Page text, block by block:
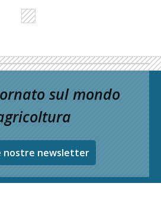
sul mondo
nostre newsletter